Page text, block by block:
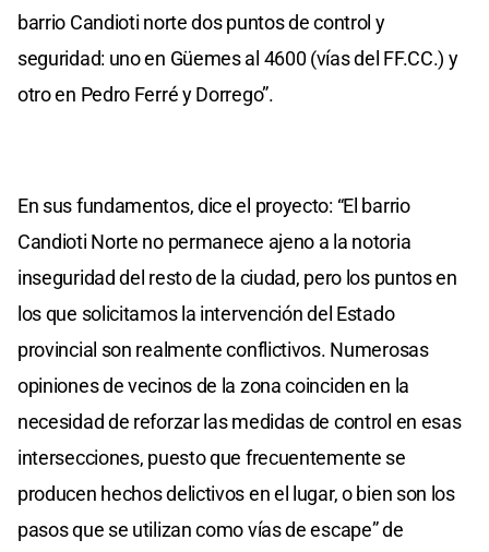
barrio Candioti norte dos puntos de control y
seguridad: uno en Güemes al 4600 (vías del FF.CC.) y
otro en Pedro Ferré y Dorrego”.
En sus fundamentos, dice el proyecto: “El barrio
Candioti Norte no permanece ajeno a la notoria
inseguridad del resto de la ciudad, pero los puntos en
los que solicitamos la intervención del Estado
provincial son realmente conflictivos. Numerosas
opiniones de vecinos de la zona coinciden en la
necesidad de reforzar las medidas de control en esas
intersecciones, puesto que frecuentemente se
producen hechos delictivos en el lugar, o bien son los
pasos que se utilizan como vías de escape” de